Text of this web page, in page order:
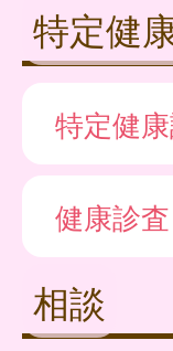
特定健
特定健
健康診査
相談